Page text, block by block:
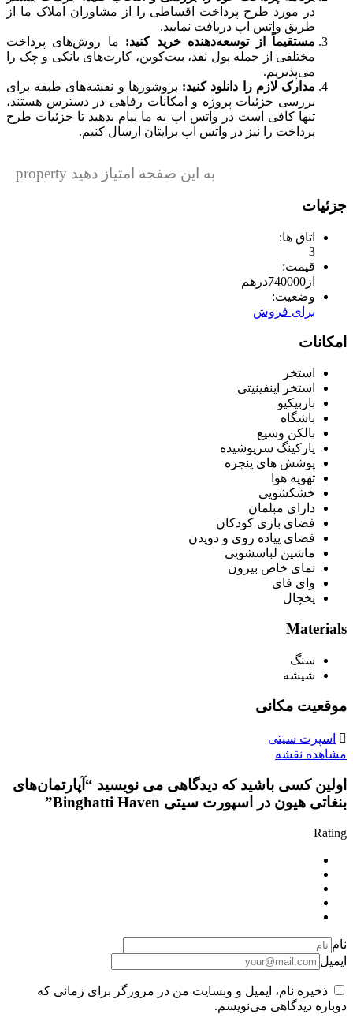
در مورد طرح پرداخت اقساطی را از مشاوران املاک ما از
طریق واتس اپ دریافت نمایید.
مستقیماً از توسعه‌دهنده خرید کنید: ما روش‌های پرداخت
مختلفی از جمله پول نقد، بیت‌کوین، کارت‌های بانکی و چک را
می‌پذیریم.
مدارک لازم را دانلود کنید: بروشورها و نقشه‌های طبقه برای
بررسی جزئیات پروژه و امکانات رفاهی در دسترس هستند،
تنها کافی است در واتس اپ به ما پیام بدهید تا جزئیات طرح
پرداخت را نیز در واتس اپ برایتان ارسال کنیم.
به این صفحه امتیاز دهید property
جزئیات
اتاق ها:
3
قیمت:
از 740000درهم
وضعیت:
برای فروش
امکانات
استخر
استخر اینفینیتی
باربیکیو
باشگاه
بالکن وسیع
پارکینگ سرپوشیده
پوشش های پنجره
تهویه هوا
خشکشویی
دارای مبلمان
فضای بازی کودکان
فضای پیاده روی و دویدن
ماشین لباسشویی
نمای خاص بیرون
وای فای
یخچال
Materials
سنگ
شیشه
موقعیت مکانی
اسپرت سیتی
مشاهده نقشه
اولین کسی باشید که دیدگاهی می نویسید “آپارتمان‌های
بنغاتی هیون در اسپورت سیتی Binghatti Haven”
Rating
نام
ایمیل
ذخیره نام، ایمیل و وبسایت من در مرورگر برای زمانی که
دوباره دیدگاهی می‌نویسم.